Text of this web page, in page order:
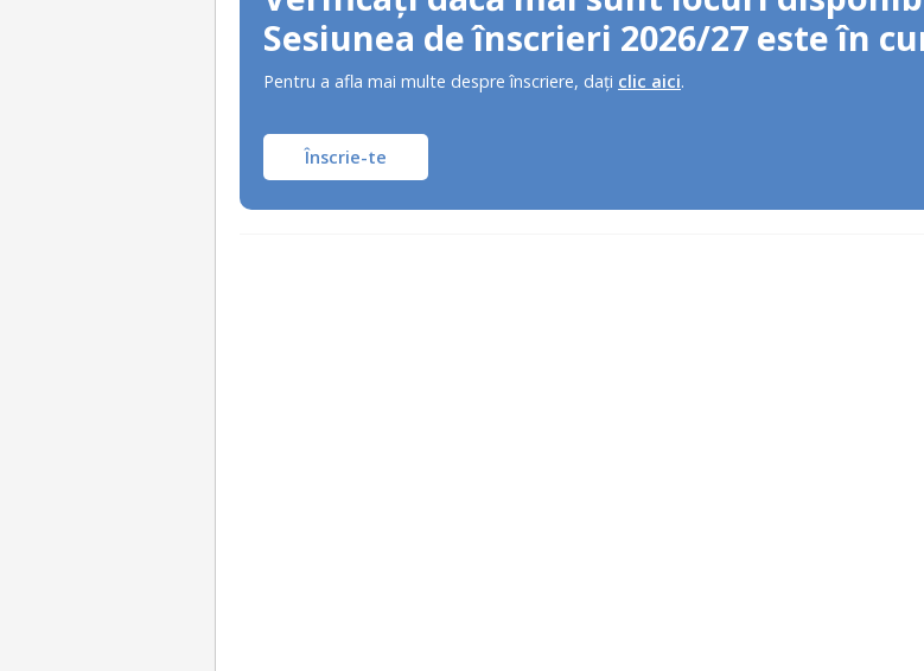
Sesiunea de înscrieri 2026/27 este în
Pentru a afla mai multe despre înscriere, daţi clic aici.
Înscrie-te